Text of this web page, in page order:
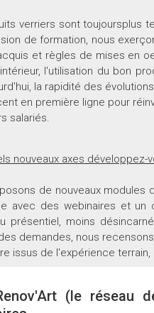
verriers sont toujoursplus
de formation, nous
et règles de mises en
l'utilisation du bon
la rapidité des
en première ligne pour
salariés.
nouveaux axes développez-
de nouveaux
avec des webinaires et un
présentiel, moins
demandes, nous
issus de l'expérience
(le réseau